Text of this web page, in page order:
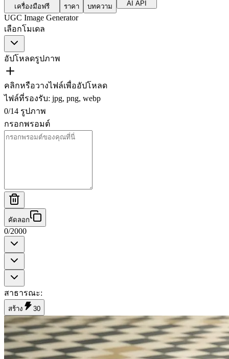
เครื่องมือฟรี
ราคา
บทความ
AI API
UGC Image Generator
เลือกโมเดล
อัปโหลดรูปภาพ
คลิกหรือวางไฟล์เพื่ออัปโหลด
ไฟล์ที่รองรับ: jpg, png, webp
0/14 รูปภาพ
กรอกพรอมต์
คัดลอก
0/2000
สาธารณะ:
สร้าง 30